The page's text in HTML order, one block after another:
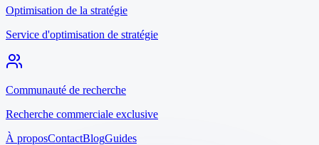
Optimisation de la stratégie
Service d'optimisation de stratégie
Communauté de recherche
Recherche commerciale exclusive
À proposContactBlogGuides